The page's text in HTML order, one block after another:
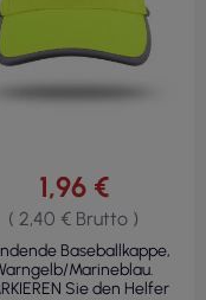
1,96 €
( 2,40 € Brutto )
Baseballkappe,
Marineblau.
Sie den Helfer